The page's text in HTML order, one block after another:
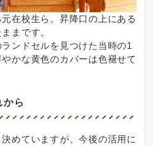
元在校生ら。昇降口の上にある
まです。
ランドセルを見つけた当時の1
かな黄色のカバーは色褪せて
ら
めていますが、今後の活用に